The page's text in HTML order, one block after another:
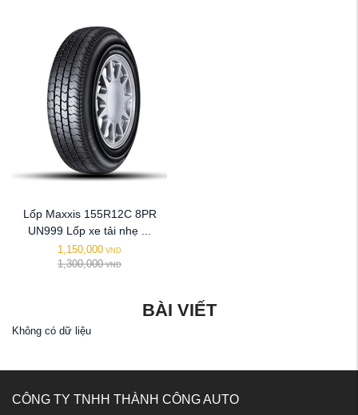
Lốp Maxxis 155R12C 8PR
UN999 Lốp xe tải nhẹ ...
1,150,000 VND
1,300,000 VND
BÀI VIẾT
Không có dữ liệu
CÔNG TY TNHH THÀNH CÔNG AUTO